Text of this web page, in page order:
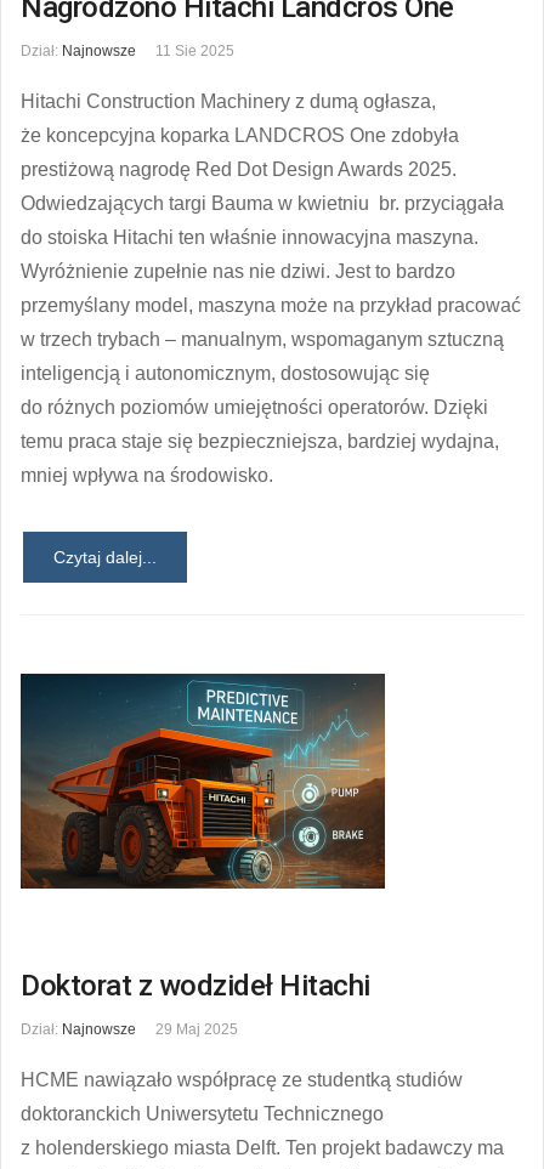
Dział: Najnowsze 11 Sie 2025
Hitachi Construction Machinery z dumą ogłasza,
że koncepcyjna koparka LANDCROS One zdobyła
prestiżową nagrodę Red Dot Design Awards 2025.
Odwiedzających targi Bauma w kwietniu br. przyciągała
do stoiska Hitachi ten właśnie innowacyjna maszyna.
Wyróżnienie zupełnie nas nie dziwi. Jest to bardzo
przemyślany model, maszyna może na przykład pracować
w trzech trybach – manualnym, wspomaganym sztuczną
inteligencją i autonomicznym, dostosowując się
do różnych poziomów umiejętności operatorów. Dzięki
temu praca staje się bezpieczniejsza, bardziej wydajna,
mniej wpływa na środowisko.
Czytaj dalej...
Doktorat z wodzideł Hitachi
Dział: Najnowsze 29 Maj 2025
HCME nawiązało współpracę ze studentką studiów
doktoranckich Uniwersytetu Technicznego
z holenderskiego miasta Delft. Ten projekt badawczy ma